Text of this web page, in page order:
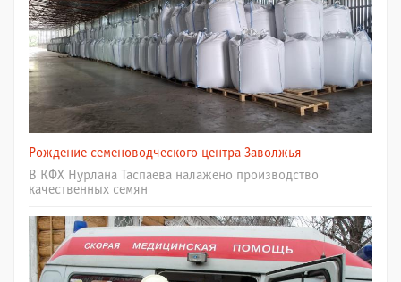
Рождение семеноводческого центра Заволжья
В КФХ Нурлана Таспаева налажено производство
качественных семян